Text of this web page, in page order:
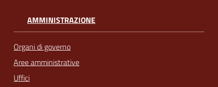
AMMINISTRAZIONE
Organi di governo
Aree amministrative
Uffici